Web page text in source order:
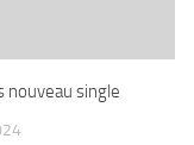
nouveau single